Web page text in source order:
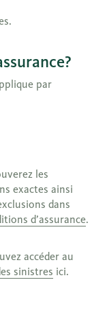
par
les
exactes ainsi
dans
d’assurance.
accéder au
sinistres ici.